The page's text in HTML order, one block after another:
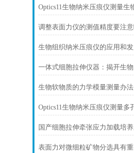
生物软物质的力学模量测量办法